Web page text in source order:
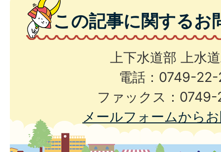
この記事に関するお
上下水道部 上水
電話：0749-
ファックス：
メールフォームから